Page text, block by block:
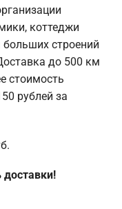
коттеджи
строений
до 500 км
стоимость
рублей за
доставки!